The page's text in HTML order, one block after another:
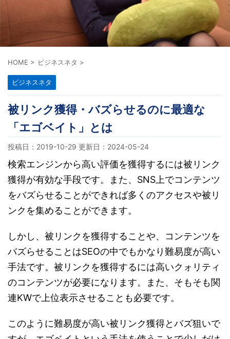
HOME > ビジネスネタ >
ビジネスネタ
被リンク獲得・バズらせるのに最適な
「エゴベイト」とは
投稿日：2019-10-29 更新日： 2024-05-24
検索エンジンから高い評価を獲得するには被リンク
獲得が有効な手段です。また、SNS上でコンテンツ
をバズらせることができれば多くのアクセスや被リ
ンクを集めることができます。
しかし、被リンクを獲得することや、コンテンツを
バズらせることはSEOの中でもかなり難易度が高い
手法です。被リンクを獲得するには高いクォリティ
のコンテンツが必要になります。また、そもそも関
連KWで上位表示させることも必要です。
このように難易度が高い被リンク獲得とバズ狙いで